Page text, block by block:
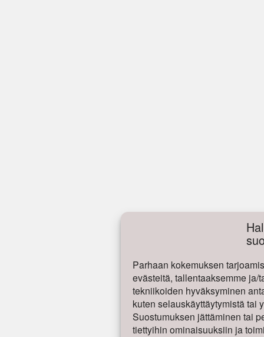
Parhaan kokemuksen
evästeitä, tallentaaksemme ja/
tekniikoiden hyväksyminen
kuten selauskäyttäytymistä tai
Suostumuksen jättäminen tai
tiettyihin ominaisuuksiin ja